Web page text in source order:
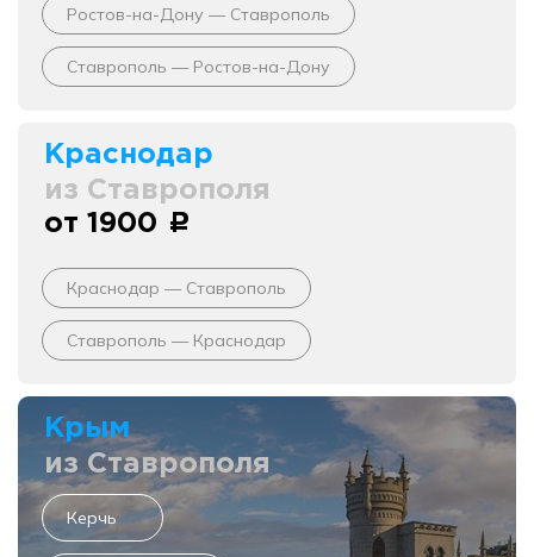
Ростов-на-Дону — Ставрополь
Ставрополь — Ростов-на-Дону
Краснодар
из Ставрополя
от 1900 c
Краснодар — Ставрополь
Ставрополь — Краснодар
Крым
из Ставрополя
Керчь